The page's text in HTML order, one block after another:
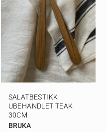
SALATBESTIKK
UBEHANDLET TEAK
30CM
BRUKA